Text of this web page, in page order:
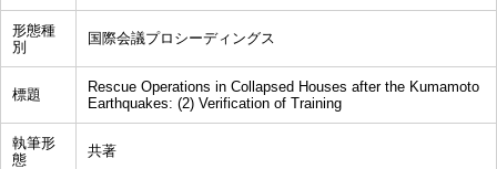
形態種
別
国際会議プロシーディングス
標題
Rescue Operations in Collapsed Houses after the Kumamoto
Earthquakes: (2) Verification of Training
執筆形
態
共著